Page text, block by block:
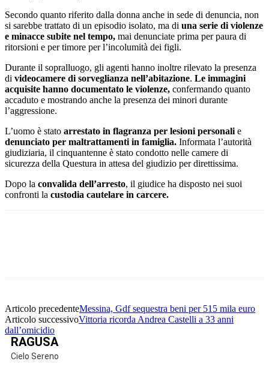
Secondo quanto riferito dalla donna anche in sede di denuncia, non
si sarebbe trattato di un episodio isolato, ma di una serie di violenze
e minacce subite nel tempo, mai denunciate prima per paura di
ritorsioni e per timore per l’incolumità dei figli.
Durante il sopralluogo, gli agenti hanno inoltre rilevato la presenza
di videocamere di sorveglianza nell’abitazione. Le immagini
acquisite hanno documentato le violenze, confermando quanto
accaduto e mostrando anche la presenza dei minori durante
l’aggressione.
L’uomo è stato arrestato in flagranza per lesioni personali e
denunciato per maltrattamenti in famiglia. Informata l’autorità
giudiziaria, il cinquantenne è stato condotto nelle camere di
sicurezza della Questura in attesa del giudizio per direttissima.
Dopo la convalida dell’arresto, il giudice ha disposto nei suoi
confronti la custodia cautelare in carcere.
Articolo precedenteMessina, Gdf sequestra beni per 515 mila euro
Articolo successivoVittoria ricorda Andrea Castelli a 33 anni
dall’omicidio
RAGUSA
Cielo Sereno